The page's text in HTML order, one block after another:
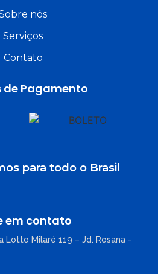
nós
Serviços
Contato
de Pagamento
para todo o Brasil
em contato
Lotto Milaré 119 – Jd. Rosana -